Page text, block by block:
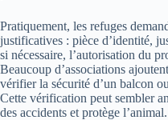
Pratiquement, les refuges
justificatives : pièce d’identité,
si nécessaire, l’autorisation du
Beaucoup d’associations
vérifier la sécurité d’un balcon
Cette vérification peut sembler
des accidents et protège l’animal.